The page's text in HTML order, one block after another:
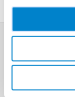
Alimentación
Desayuno y Merienda
Carnicería